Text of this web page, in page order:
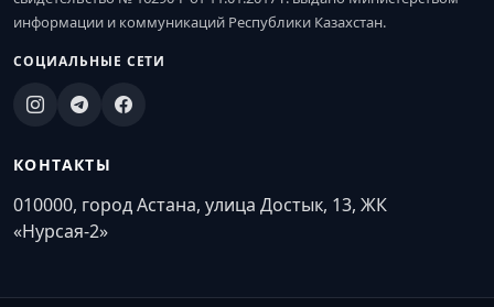
информации и коммуникаций Республики Казахстан.
СОЦИАЛЬНЫЕ СЕТИ
КОНТАКТЫ
010000, город Астана, улица Достык, 13, ЖК
«Нурсая-2»